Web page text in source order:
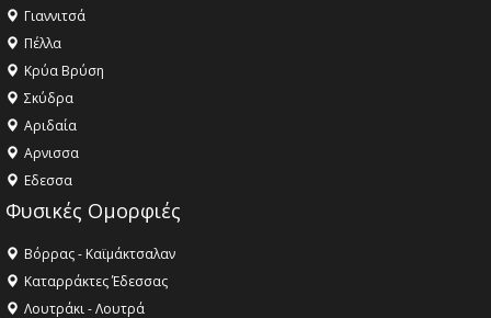
Γιαννιτσά
Πέλλα
Κρύα Βρύση
Σκύδρα
Αριδαία
Aρνισσα
Eδεσσα
Φυσικές Ομορφιές
Βόρρας - Καϊμάκτσαλαν
Καταρράκτες Έδεσσας
Λουτράκι - Λουτρά